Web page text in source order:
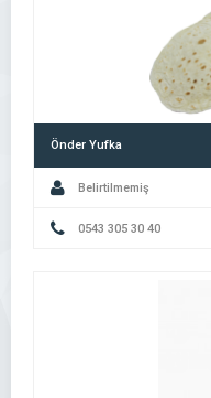
Önder Yufka
Belirtilmemiş
0543 305 30 40